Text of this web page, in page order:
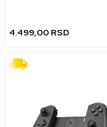
4.499,00 RSD